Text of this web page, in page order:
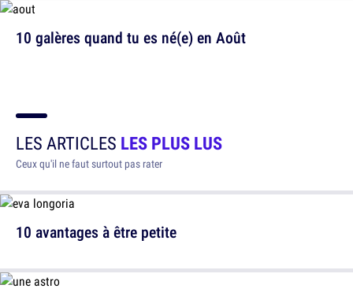
10 galères quand tu es né(e) en Août
LES ARTICLES LES PLUS LUS
Ceux qu'il ne faut surtout pas rater
10 avantages à être petite